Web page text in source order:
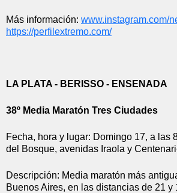
Más información: www.instagram.com/
https://perfilextremo.com/
LA PLATA - BERISSO - ENSENADA
38º Media Maratón Tres Ciudades
Fecha, hora y lugar: Domingo 17, a las
del Bosque, avenidas Iraola y
Descripción: Media maratón más
Buenos Aires, en las distancias de 21 y